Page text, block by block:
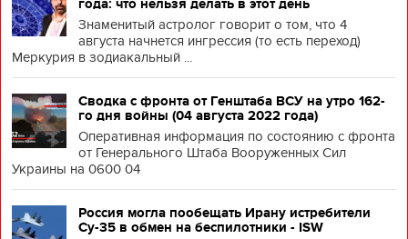
года: что нельзя делать в этот день
Знаменитый астролог говорит о том, что 4
августа начнется ингрессия (то есть переход)
Меркурия в зодиакальный ...
Сводка с фронта от Генштаба ВСУ на утро 162-
го дня войны (04 августа 2022 года)
Оперативная информация по состоянию с фронта
от Генерального Штаба Вооруженных Сил
Украины на 0600 04
Россия могла пообещать Ирану истребители
Су-35 в обмен на беспилотники - ISW